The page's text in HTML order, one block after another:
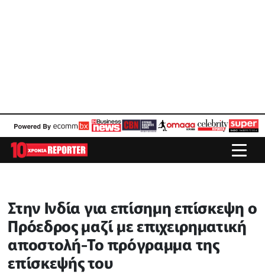
Στην Ινδία για επίσημη επίσκεψη ο
Πρόεδρος μαζί με επιχειρηματική
αποστολή-Το πρόγραμμα της
επίσκεψής του